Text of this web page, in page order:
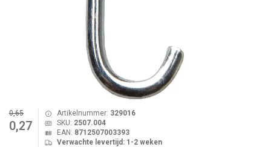
0,65
0,27
Artikelnummer: 329016
SKU: 2507.004
EAN: 8712507003393
Verwachte levertijd: 1-2 weken